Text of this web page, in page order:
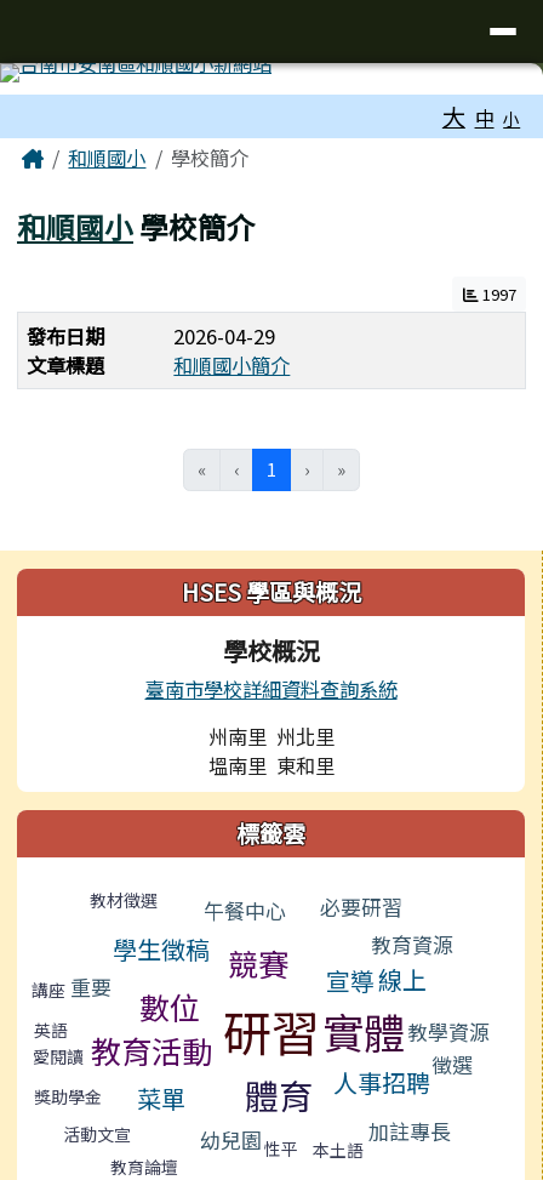
大 中 小
主內容區域
Home和順國小 學校簡介
和順國小學校簡介
1997
發布日期
2026-04-29
文章標題
和順國小簡介
« ‹ 1 (目前頁次)
› »
左邊區域內容HSES 學區與概況
學校概況
臺南市學校詳細資料查詢系統
州南里 州北里
塭南里 東和里
標籤雲
標籤雲導覽教材徵選 午餐中心 必要研習
學生徵稿 競賽 教育資源
講座 重要 數位
宣導線上
英語 研習實體
教育活動 教學資源
愛閱讀
獎助學金
菜單 體育 人事招聘
徵選
活動文宣 幼兒園性平 本土語
加註專長
教育論壇
頁尾區域